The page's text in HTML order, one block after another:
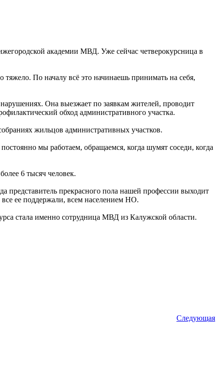
академии МВД. Уже сейчас четверокурсница в
По началу всё это начинаешь принимать на себя,
Она выезжает по заявкам жителей, проводит
обход административного участка.
жильцов административных участков.
мы работаем, обращаемся, когда шумят соседи, когда
6 тысяч человек.
прекрасного пола нашей профессии выходит
ее поддержали, всем населением НО.
стала именно сотрудница МВД из Калужской области.
Следующая